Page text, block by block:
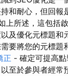
和耐心，但回報
上所述，這包括
及優化元標題和
要將您的元標題
正 - 確定可提高
至於參與者經常